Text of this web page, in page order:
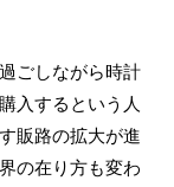
ごしながら時計
入するという人
販路の拡大が進
の在り方も変わ